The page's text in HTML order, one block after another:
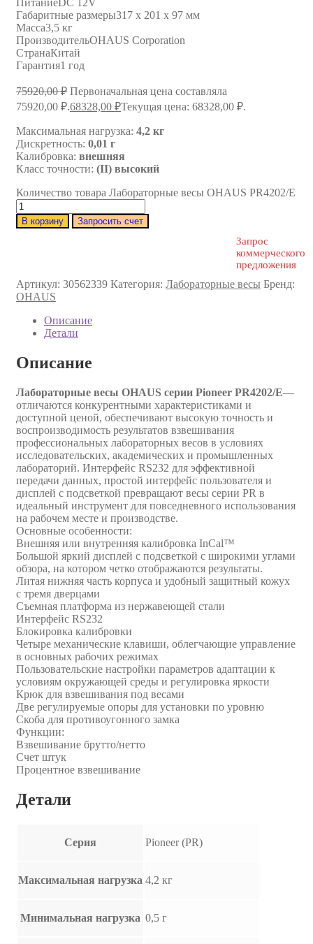
Габаритные размеры317 х 201 х 97 мм
Масса3,5 кг
ПроизводительOHAUS Corporation
СтранаКитай
Гарантия1 год
75920,00₽ Первоначальная цена составляла
75920,00 ₽.68328,00 ₽Текущая цена: 68328,00 ₽.
Максимальная нагрузка: 4,2 кг
Дискретность: 0,01 г
Калибровка: внешняя
Класс точности: (II) высокий
Количество товара Лабораторные весы OHAUS PR4202/E
В корзину Запросить счет
Запрос
коммерческого
предложения
Артикул: 30562339 Категория: Лабораторные весы Бренд:
OHAUS
Описание
Детали
Описание
Лабораторные весы OHAUS серии Pioneer PR4202/E—
отличаются конкурентными характеристиками и
доступной ценой, обеспечивают высокую точность и
воспроизводимость результатов взвешивания
профессиональных лабораторных весов в условиях
исследовательских, академических и промышленных
лабораторий. Интерфейс RS232 для эффективной
передачи данных, простой интерфейс пользователя и
дисплей с подсветкой превращают весы серии PR в
идеальный инструмент для повседневного использования
на рабочем месте и производстве.
Основные особенности:
Внешняя или внутренняя калибровка InCal™
Большой яркий дисплей с подсветкой с широкими углами
обзора, на котором четко отображаются результаты.
Литая нижняя часть корпуса и удобный защитный кожух
с тремя дверцами
Съемная платформа из нержавеющей стали
Интерфейс RS232
Блокировка калибровки
Четыре механические клавиши, облегчающие управление
в основных рабочих режимах
Пользовательские настройки параметров адаптации к
условиям окружающей среды и регулировка яркости
Крюк для взвешивания под весами
Две регулируемые опоры для установки по уровню
Скоба для противоугонного замка
Функции:
Взвешивание брутто/нетто
Счет штук
Процентное взвешивание
Детали
Серия Pioneer (PR)
Максимальная нагрузка 4,2 кг
Минимальная нагрузка 0,5 г